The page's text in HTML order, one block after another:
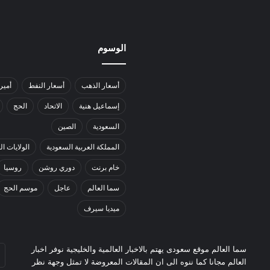
الوسوم
أسعار الذهب أسعار النفط
إسماعيل هنية الاتحاد الحج
السعودية الصين
المملكة العربية السعودية الولايات
خام برنت دوري روشن روسيا
سما العالم عاجل موسم الحج
ميديا سيرف
سما العالم موقع سعودى يهتم بالاخبار العالمية والخليجية نوفر اخبار
العالم مجانا كما ننوه الى ان المقالات المعروضة لا تمثل وجهة نظر